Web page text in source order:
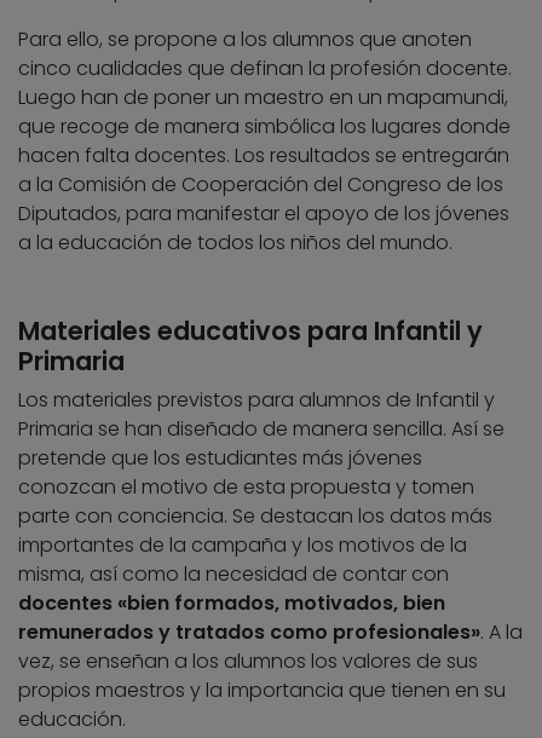
Para ello, se propone a los alumnos que anoten
cinco cualidades que definan la profesión docente.
Luego han de poner un maestro en un mapamundi,
que recoge de manera simbólica los lugares donde
hacen falta docentes. Los resultados se entregarán
a la Comisión de Cooperación del Congreso de los
Diputados, para manifestar el apoyo de los jóvenes
a la educación de todos los niños del mundo.
Materiales educativos para Infantil y
Primaria
Los materiales previstos para alumnos de Infantil y
Primaria se han diseñado de manera sencilla. Así se
pretende que los estudiantes más jóvenes
conozcan el motivo de esta propuesta y tomen
parte con conciencia. Se destacan los datos más
importantes de la campaña y los motivos de la
misma, así como la necesidad de contar con
docentes «bien formados, motivados, bien
remunerados y tratados como profesionales». A la
vez, se enseñan a los alumnos los valores de sus
propios maestros y la importancia que tienen en su
educación.